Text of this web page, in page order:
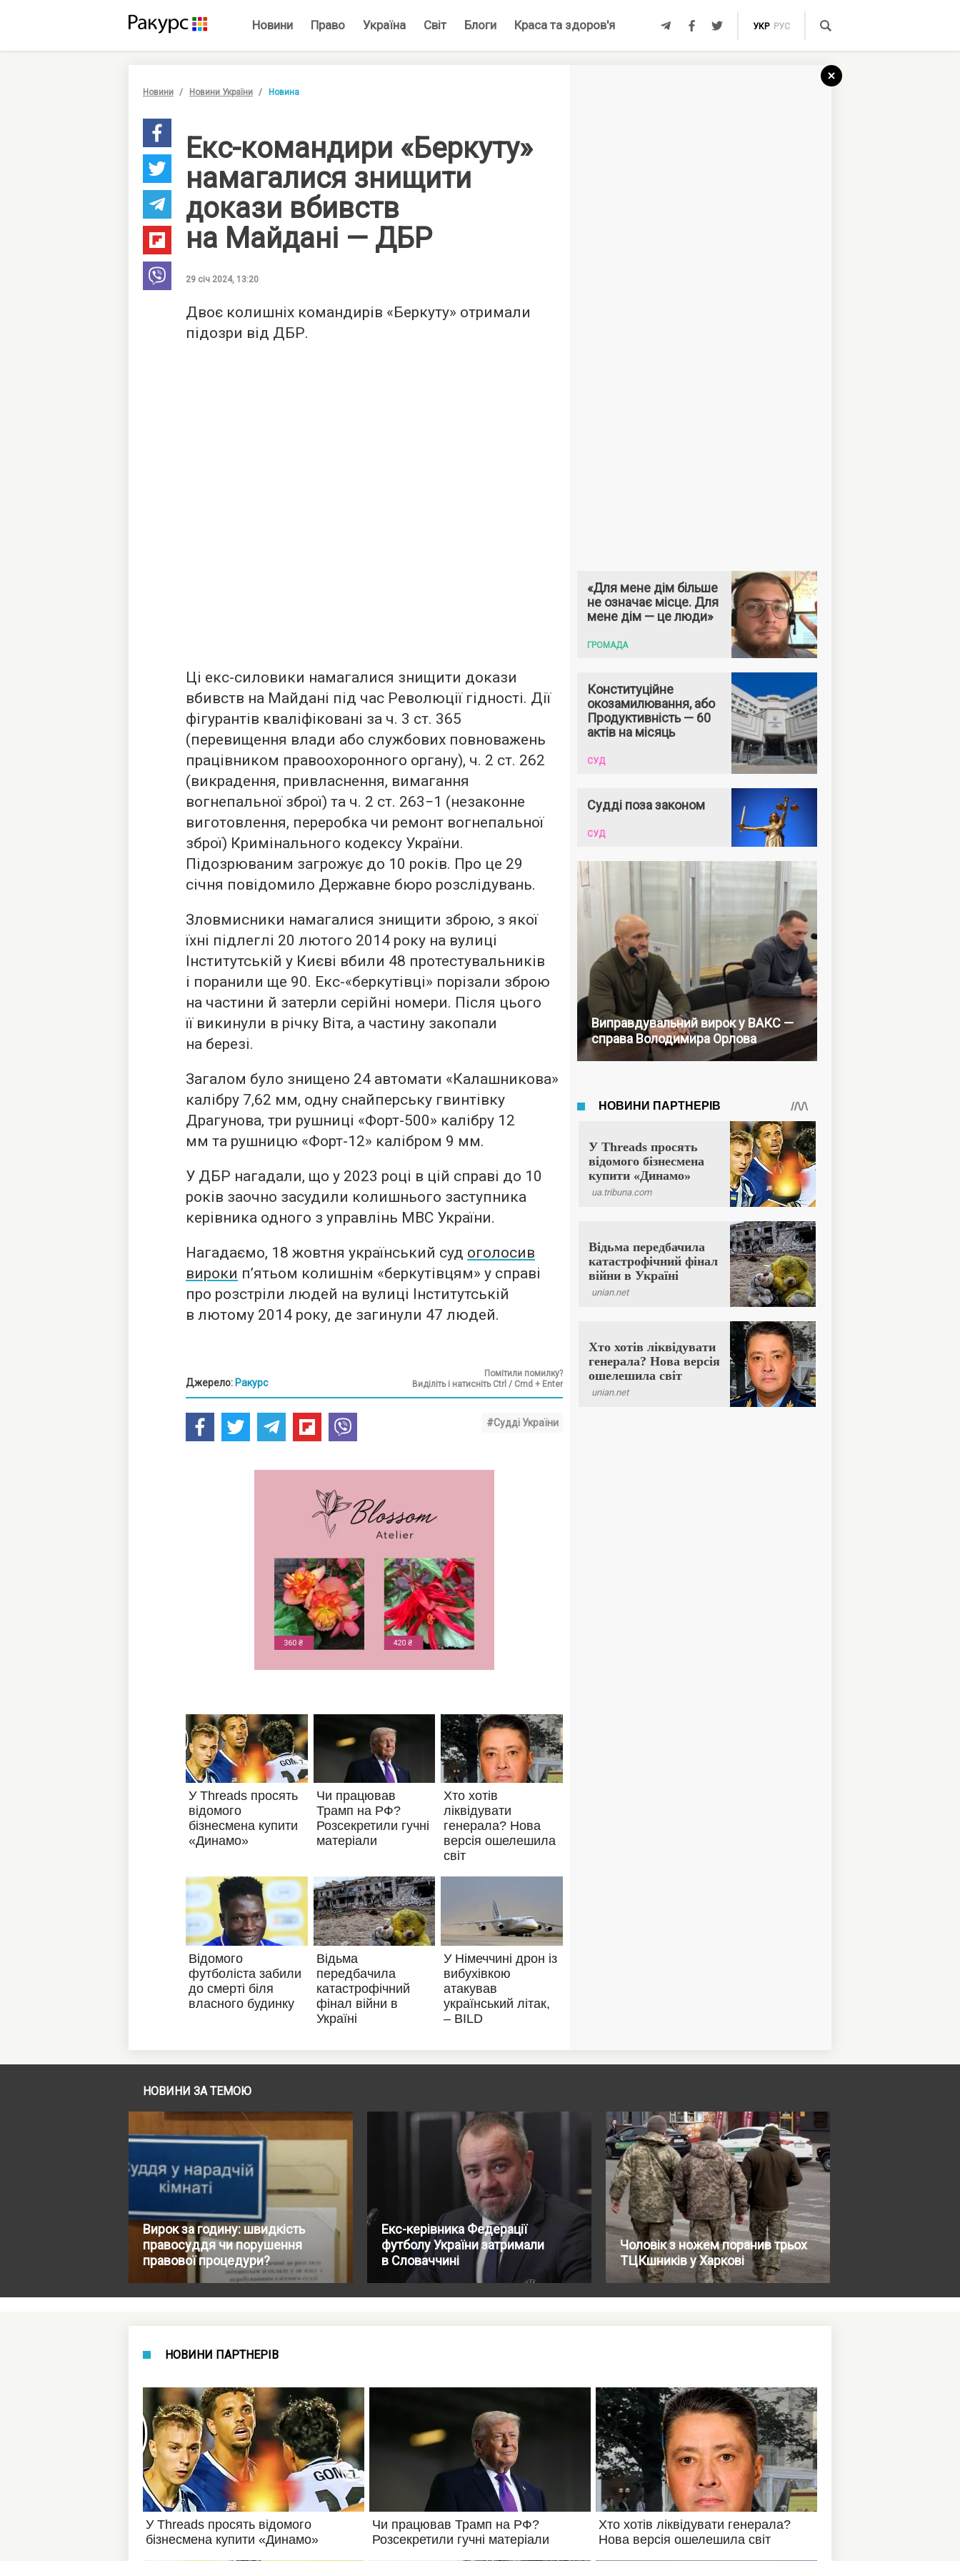
Новини Право Україна Світ Блоги Краса та здоров'я УКР РУС
Новини Новини України Новина
Екс-командири «Беркуту»
намагалися знищити
докази вбивств
на Майдані — ДБР
29 січ 2024, 13:20
Двоє колишніх командирів «Беркуту» отримали
підозри від ДБР.
Ці екс-силовики намагалися знищити докази
вбивств на Майдані під час Революції гідності. Дії
фігурантів кваліфіковані за ч. 3 ст. 365
(перевищення влади або службових повноважень
працівником правоохоронного органу), ч. 2 ст. 262
(викрадення, привласнення, вимагання
вогнепальної зброї) та ч. 2 ст. 263−1 (незаконне
виготовлення, переробка чи ремонт вогнепальної
зброї) Кримінального кодексу України.
Підозрюваним загрожує до 10 років. Про це 29
січня повідомило Державне бюро розслідувань.
Зловмисники намагалися знищити зброю, з якої
їхні підлеглі 20 лютого 2014 року на вулиці
Інститутській у Києві вбили 48 протестувальників
і поранили ще 90. Екс-«беркутівці» порізали зброю
на частини й затерли серійні номери. Після цього
її викинули в річку Віта, а частину закопали
на березі.
Загалом було знищено 24 автомати «Калашникова»
калібру 7,62 мм, одну снайперську гвинтівку
Драгунова, три рушниці «Форт-500» калібру 12
мм та рушницю «Форт-12» калібром 9 мм.
У ДБР нагадали, що у 2023 році в цій справі до 10
років заочно засудили колишнього заступника
керівника одного з управлінь МВС України.
Нагадаємо, 18 жовтня український суд оголосив
вироки пʼятьом колишнім «беркутівцям» у справі
про розстріли людей на вулиці Інститутській
в лютому 2014 року, де загинули 47 людей.
Джерело: Ракурс
Помітили помилку?
Виділіть і натисніть Ctrl / Cmd + Enter
#Судді України
«Для мене дім більше
не означає місце. Для
мене дім — це люди»
ГРОМАДА
Конституційне
окозамилювання, або
Продуктивність — 60
актів на місяць
СУД
Судді поза законом
СУД
Виправдувальний вирок у ВАКС —
справа Володимира Орлова
НОВИНИ ЗА ТЕМОЮ
Вирок за годину: швидкість
правосуддя чи порушення
правової процедури?
Екс-керівника Федерації
футболу України затримали
в Словаччині
Чоловік з ножем поранив трьох
ТЦКшників у Харкові
НОВИНИ ПАРТНЕРІВ